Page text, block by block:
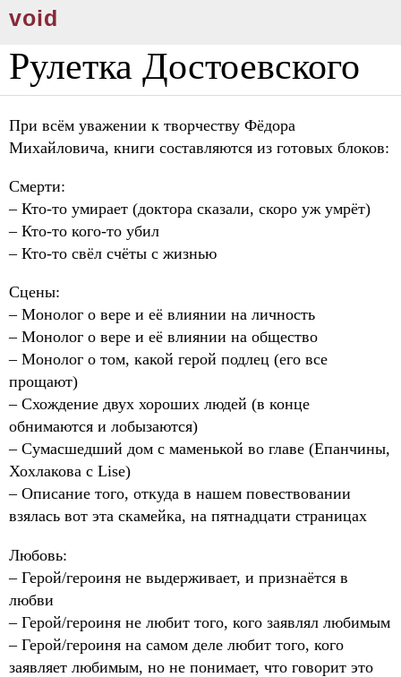
void
Рулетка Достоевского
При всём уважении к творчеству Фёдора
Михайловича, книги составляются из готовых блоков:
Смерти:
– Кто-то умирает (доктора сказали, скоро уж умрёт)
– Кто-то кого-то убил
– Кто-то свёл счёты с жизнью
Сцены:
– Монолог о вере и её влиянии на личность
– Монолог о вере и её влиянии на общество
– Монолог о том, какой герой подлец (его все
прощают)
– Схождение двух хороших людей (в конце
обнимаются и лобызаются)
– Сумасшедший дом с маменькой во главе (Епанчины,
Хохлакова с Lise)
– Описание того, откуда в нашем повествовании
взялась вот эта скамейка, на пятнадцати страницах
Любовь:
– Герой/героиня не выдерживает, и признаётся в
любви
– Герой/героиня не любит того, кого заявлял любимым
– Герой/героиня на самом деле любит того, кого
заявляет любимым, но не понимает, что говорит это